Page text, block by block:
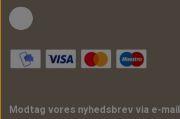
Modtag vores nyhedsbrev via e-mail